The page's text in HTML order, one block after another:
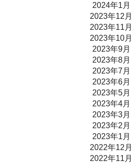
2024年1月
2023年12月
2023年11月
2023年10月
2023年9月
2023年8月
2023年7月
2023年6月
2023年5月
2023年4月
2023年3月
2023年2月
2023年1月
2022年12月
2022年11月